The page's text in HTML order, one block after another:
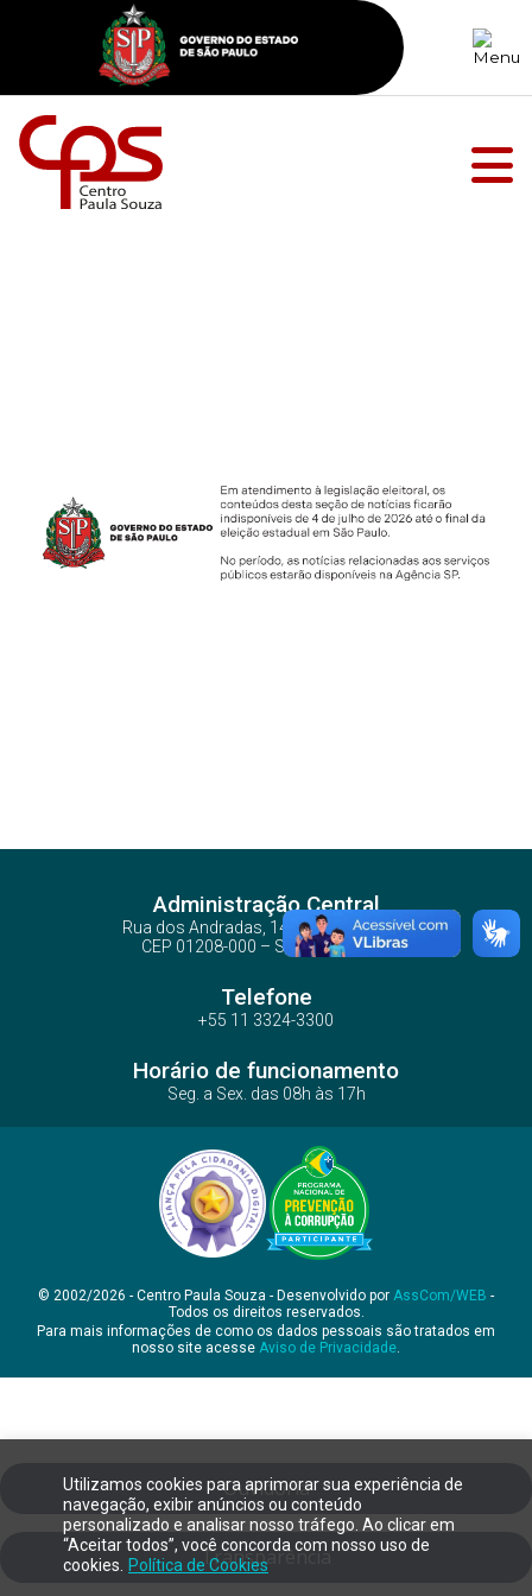
Utilizamos cookies para aprimorar sua experiência de
navegação, exibir anúncios ou conteúdo
personalizado e analisar nosso tráfego. Ao clicar em
“Aceitar todos”, você concorda com nosso uso de
cookies.
Política de Cookies
Administração Central
Rua dos Andradas, 140 - Santa Ifigênia
CEP 01208-000 – São Paulo – SP
Telefone
+55 11 3324-3300
Horário de funcionamento
Seg. a Sex. das 08h às 17h
© 2002/2026 - Centro Paula Souza - Desenvolvido por AssCom/WEB -
Todos os direitos reservados.
Para mais informações de como os dados pessoais são tratados em
nosso site acesse Aviso de Privacidade.
Ouvidoria
Transparência